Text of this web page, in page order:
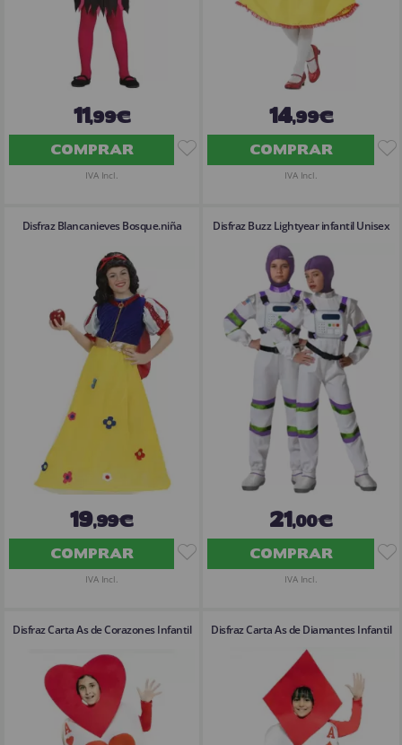
11,99€
COMPRAR
IVA Incl.
14,99€
COMPRAR
IVA Incl.
Disfraz Blancanieves Bosque.niña
19,99€
COMPRAR
IVA Incl.
Disfraz Buzz Lightyear infantil Unisex
21,00€
COMPRAR
IVA Incl.
Disfraz Carta As de Corazones Infantil Disfraz Carta As de Diamantes Infantil